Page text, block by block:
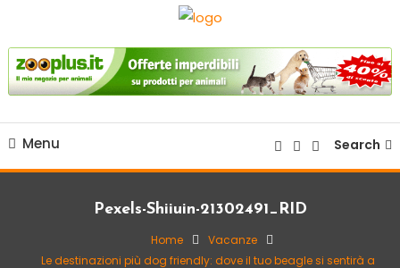
Beagle Italia
Menu Search
Pexels-Shiiuin-21302491_RID
Home
Vacanze
Le destinazioni più dog friendly: dove il tuo beagle si sentirà a